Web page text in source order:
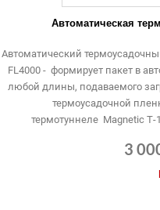
Автоматическая
Автоматический
FL4000 - формирует пакет в
любой длины, подаваемого
термоусадочной
термотуннеле Magnetic Т-
3